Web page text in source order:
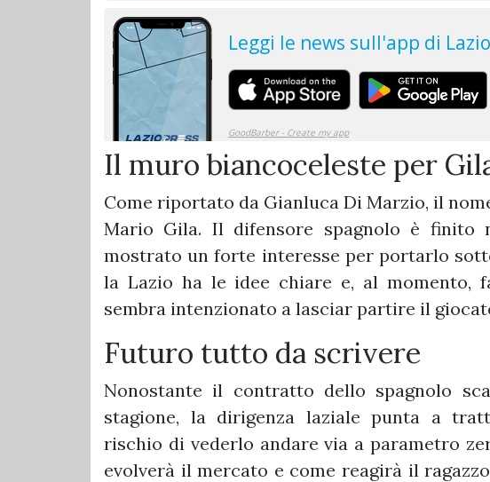
Il muro biancoceleste per
Come riportato da Gianluca Di Marzio, il
Mario Gila. Il difensore spagnolo è finito
mostrato un forte interesse per portarlo
la Lazio ha le idee chiare e, al momento,
sembra intenzionato a lasciar partire il
Futuro tutto da scrivere
Nonostante il contratto dello spagnolo
stagione, la dirigenza laziale punta a
rischio di vederlo andare via a parametro
evolverà il mercato e come reagirà il